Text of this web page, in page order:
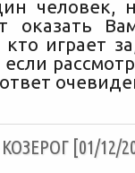
человек,
оказать
играет
[01/12/